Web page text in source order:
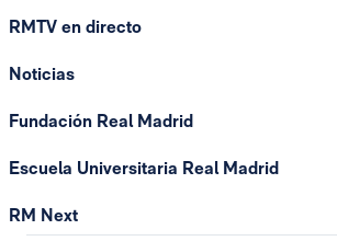
RMTV en directo
Noticias
Fundación Real Madrid
Escuela Universitaria Real Madrid
RM Next